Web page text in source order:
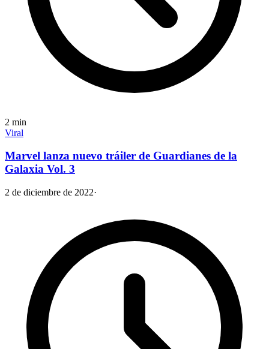
2 min
Viral
Marvel lanza nuevo tráiler de Guardianes de la
Galaxia Vol. 3
2 de diciembre de 2022·